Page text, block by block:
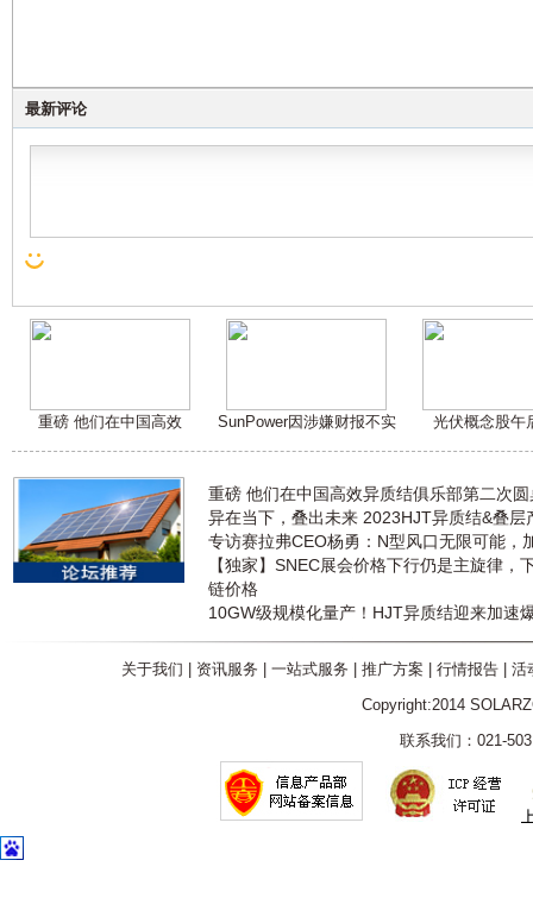
最新评论
重磅 他们在中国高效 SunPower因涉嫌财报不实 光伏概念股午
重磅 他们在中国高效异质结俱乐部第二次
异在当下，叠出未来 2023HJT异质结&叠层
专访赛拉弗CEO杨勇：N型风口无限可能，
【独家】SNEC展会价格下行仍是主旋律，
链价格
10GW级规模化量产！HJT异质结迎来加速
关于我们 资讯服务 一站式服务 推广方案 行情报告| 活
Copyright:2014
联系我们：021-